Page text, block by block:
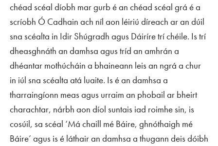
chéad scéal díobh mar gurb é an chéad scéal grá é a
scríobh Ó Cadhain ach níl aon léiriú díreach ar an dúil
sna scéalta in Idir Shúgradh agus Dáiríretrí chéile. Is trí
dheasghnáth an damhsa agus tríd an amhrán a
dhéantar mothúcháin a bhaineann leis an ngrá a chur
in iúl sna scéalta atá luaite. Is é an damhsa a
tharraingíonn meas agus urraim an phobail ar bheirt
charachtar, nárbh aon díol suntais iad roimhe sin, is
cosúil, sa scéal ‘Má chaill mé Báire, ghnóthaigh mé
Báire’ agus is é láthair an damhsa a thugann deis dóibh